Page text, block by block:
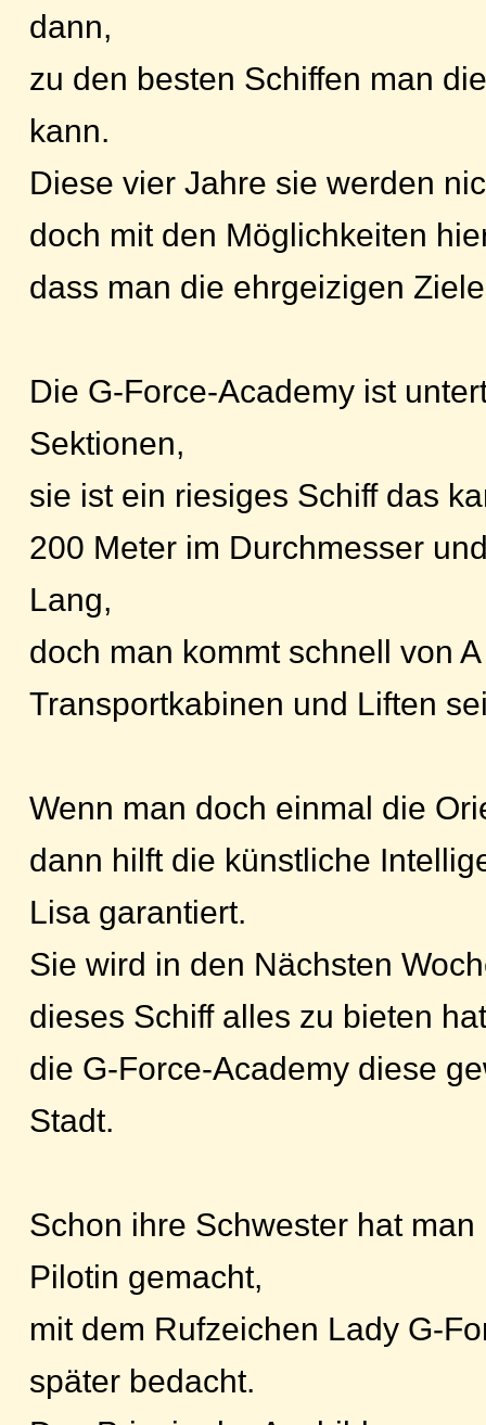
dann,
zu den besten Schiffen man
kann.
Diese vier Jahre sie werden
doch mit den Möglichkeiten
dass man die ehrgeizigen
Die G-Force-Academy ist
Sektionen,
sie ist ein riesiges Schiff das
200 Meter im Durchmesser
Lang,
doch man kommt schnell von
Transportkabinen und Liften
Wenn man doch einmal die
dann hilft die künstliche
Lisa garantiert.
Sie wird in den Nächsten
dieses Schiff alles zu bieten
die G-Force-Academy diese
Stadt.
Schon ihre Schwester hat
Pilotin gemacht,
mit dem Rufzeichen Lady G-
später bedacht.